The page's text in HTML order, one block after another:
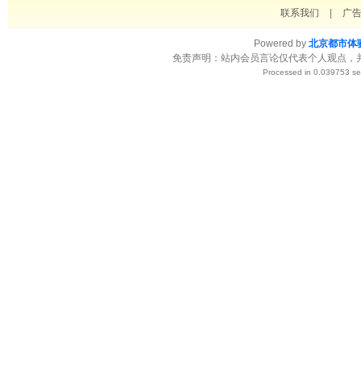
联系我们 广
Powered by 北京都市体
免责声明：站内会员言论仅代表个人观点
Processed in 0.039753